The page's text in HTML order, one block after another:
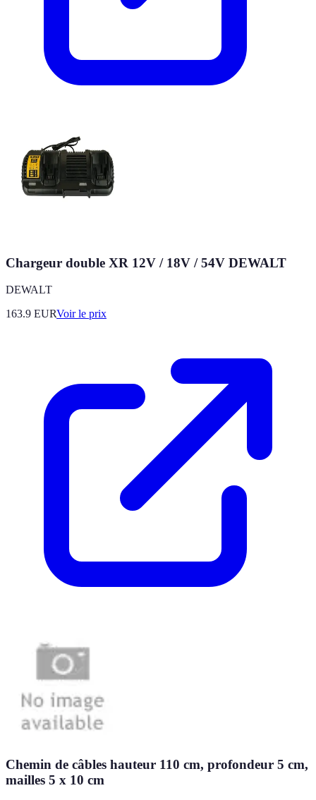
Chargeur double XR 12V / 18V / 54V DEWALT
DEWALT
163.9 EURVoir le prix
Chemin de câbles hauteur 110 cm, profondeur 5 cm,
mailles 5 x 10 cm